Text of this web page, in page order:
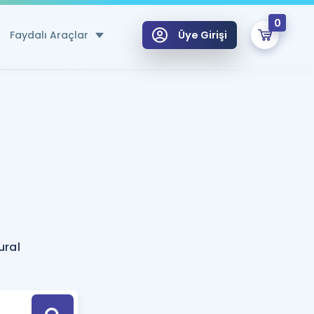
Faydalı Araçlar
Hesaplama Aracı
için Öneriler
Tek Takvimde
Üye Girişi
0
Hoca ile seni sınava hazırlayacak onlarca eğitim seni bekliyor!